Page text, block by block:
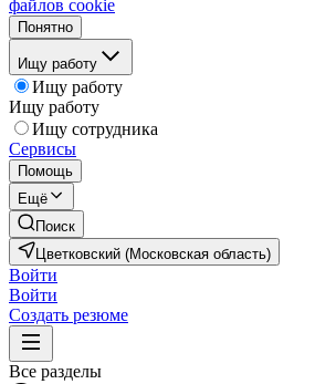
файлов cookie
Понятно
Ищу работу
Ищу работу
Ищу работу
Ищу сотрудника
Сервисы
Помощь
Ещё
Поиск
Цветковский (Московская область)
Войти
Войти
Создать резюме
Все разделы